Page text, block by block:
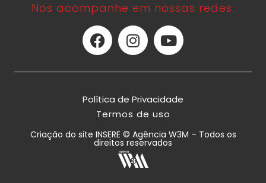
Nos acompanhe em nossas redes:
Política de Privacidade
Termos de uso
Criação do site INSERE © Agência W3M – Todos os
direitos reservados